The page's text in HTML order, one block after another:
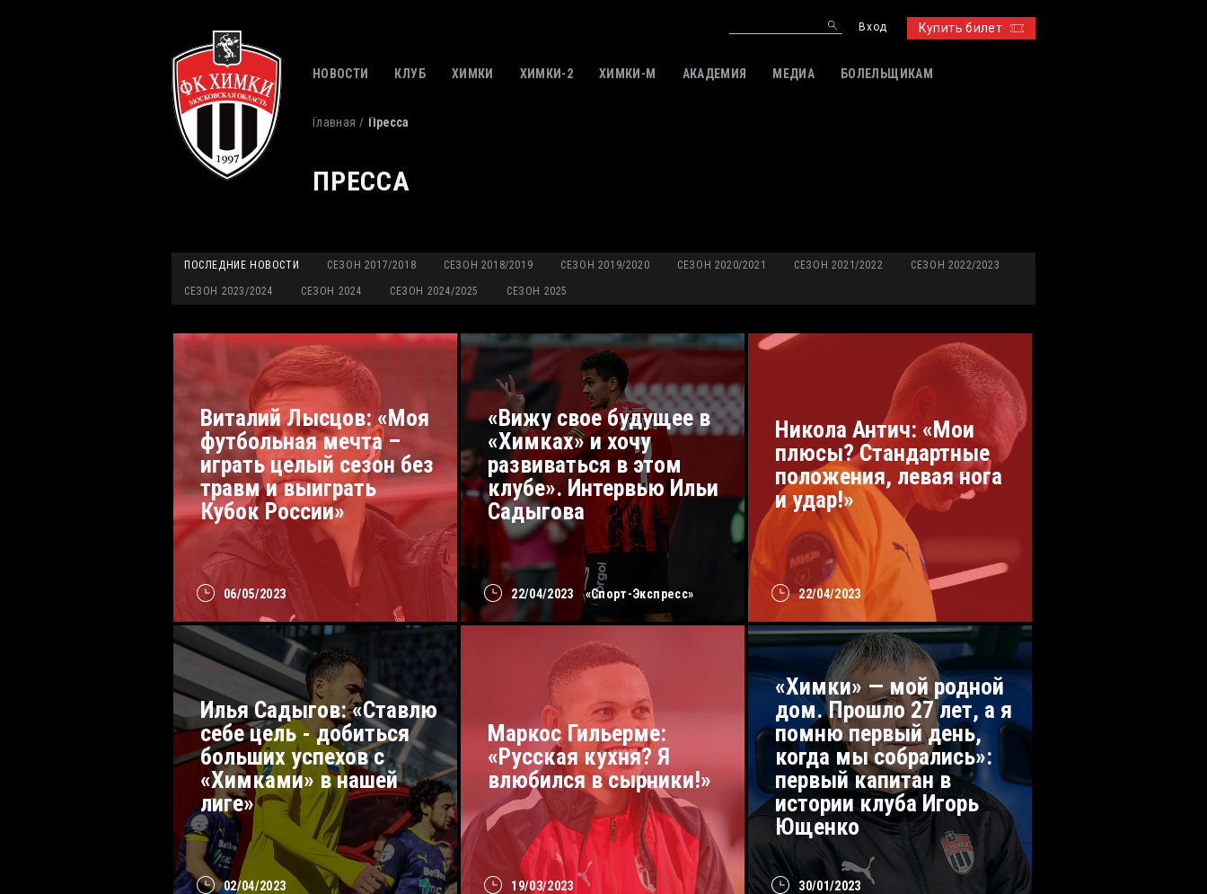
Купить билет
Вход
НОВОСТИ КЛУБ ХИМКИ ХИМКИ-2 ХИМКИ-M АКАДЕМИЯ МЕДИА БОЛЕЛЬЩИКАМ
Главная Пресса
ПРЕССА
ПОСЛЕДНИЕ НОВОСТИ СЕЗОН 2017/2018 СЕЗОН 2018/2019 СЕЗОН 2019/2020 СЕЗОН 2020/2021 СЕЗОН 2021/2022 СЕЗОН 2022/2023
СЕЗОН 2023/2024 СЕЗОН 2024 СЕЗОН 2024/2025 СЕЗОН 2025
06/05/2023
Виталий Лысцов: «Моя
футбольная мечта –
играть целый сезон без
травм и выиграть
Кубок России»
22/04/2023 «Спорт-Экспресс»
«Вижу свое будущее в
«Химках» и хочу
развиваться в этом
клубе». Интервью Ильи
Садыгова
22/04/2023
Никола Антич: «Мои
плюсы? Стандартные
положения, левая нога
и удар!»
02/04/2023
Илья Садыгов: «Ставлю
себе цель - добиться
больших успехов с
«Химками» в нашей
лиге»
19/03/2023
Маркос Гильерме:
«Русская кухня? Я
влюбился в сырники!»
30/01/2023
«Химки» — мой родной
дом. Прошло 27 лет, а я
помню первый день,
когда мы собрались»:
первый капитан в
истории клуба Игорь
Ющенко